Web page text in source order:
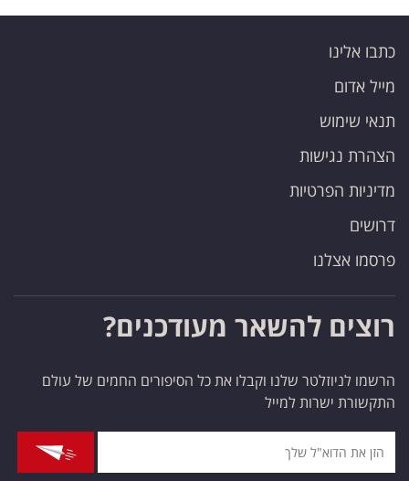
כתבו אלינו
מייל אדום
תנאי שימוש
הצהרת נגישות
מדיניות הפרטיות
דרושים
פרסמו אצלנו
רוצים להשאר מעודכנים?
הרשמו לניוזלטר שלנו וקבלו את כל הסיפורים החמים של עולם
התקשורת ישרות למייל